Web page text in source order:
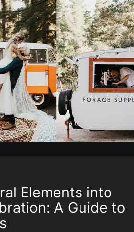
Elements into
A Guide to